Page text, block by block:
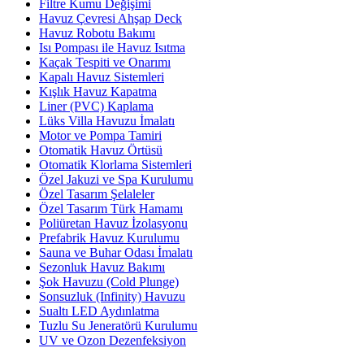
Filtre Kumu Değişimi
Havuz Çevresi Ahşap Deck
Havuz Robotu Bakımı
Isı Pompası ile Havuz Isıtma
Kaçak Tespiti ve Onarımı
Kapalı Havuz Sistemleri
Kışlık Havuz Kapatma
Liner (PVC) Kaplama
Lüks Villa Havuzu İmalatı
Motor ve Pompa Tamiri
Otomatik Havuz Örtüsü
Otomatik Klorlama Sistemleri
Özel Jakuzi ve Spa Kurulumu
Özel Tasarım Şelaleler
Özel Tasarım Türk Hamamı
Poliüretan Havuz İzolasyonu
Prefabrik Havuz Kurulumu
Sauna ve Buhar Odası İmalatı
Sezonluk Havuz Bakımı
Şok Havuzu (Cold Plunge)
Sonsuzluk (Infinity) Havuzu
Sualtı LED Aydınlatma
Tuzlu Su Jeneratörü Kurulumu
UV ve Ozon Dezenfeksiyon